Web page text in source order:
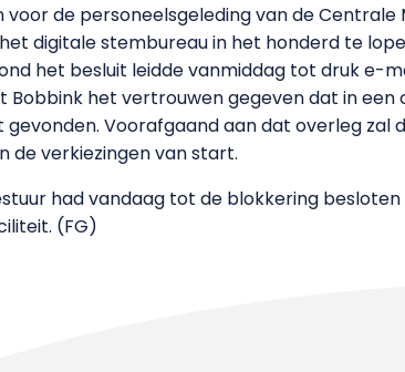
voor de personeelsgeleding van de
digitale stembureau in het honderd te
het besluit leidde vanmiddag tot druk e-
Bobbink het vertrouwen gegeven dat in
Voorafgaand aan dat overleg zal
de verkiezingen van start.
had vandaag tot de blokkering
(FG)